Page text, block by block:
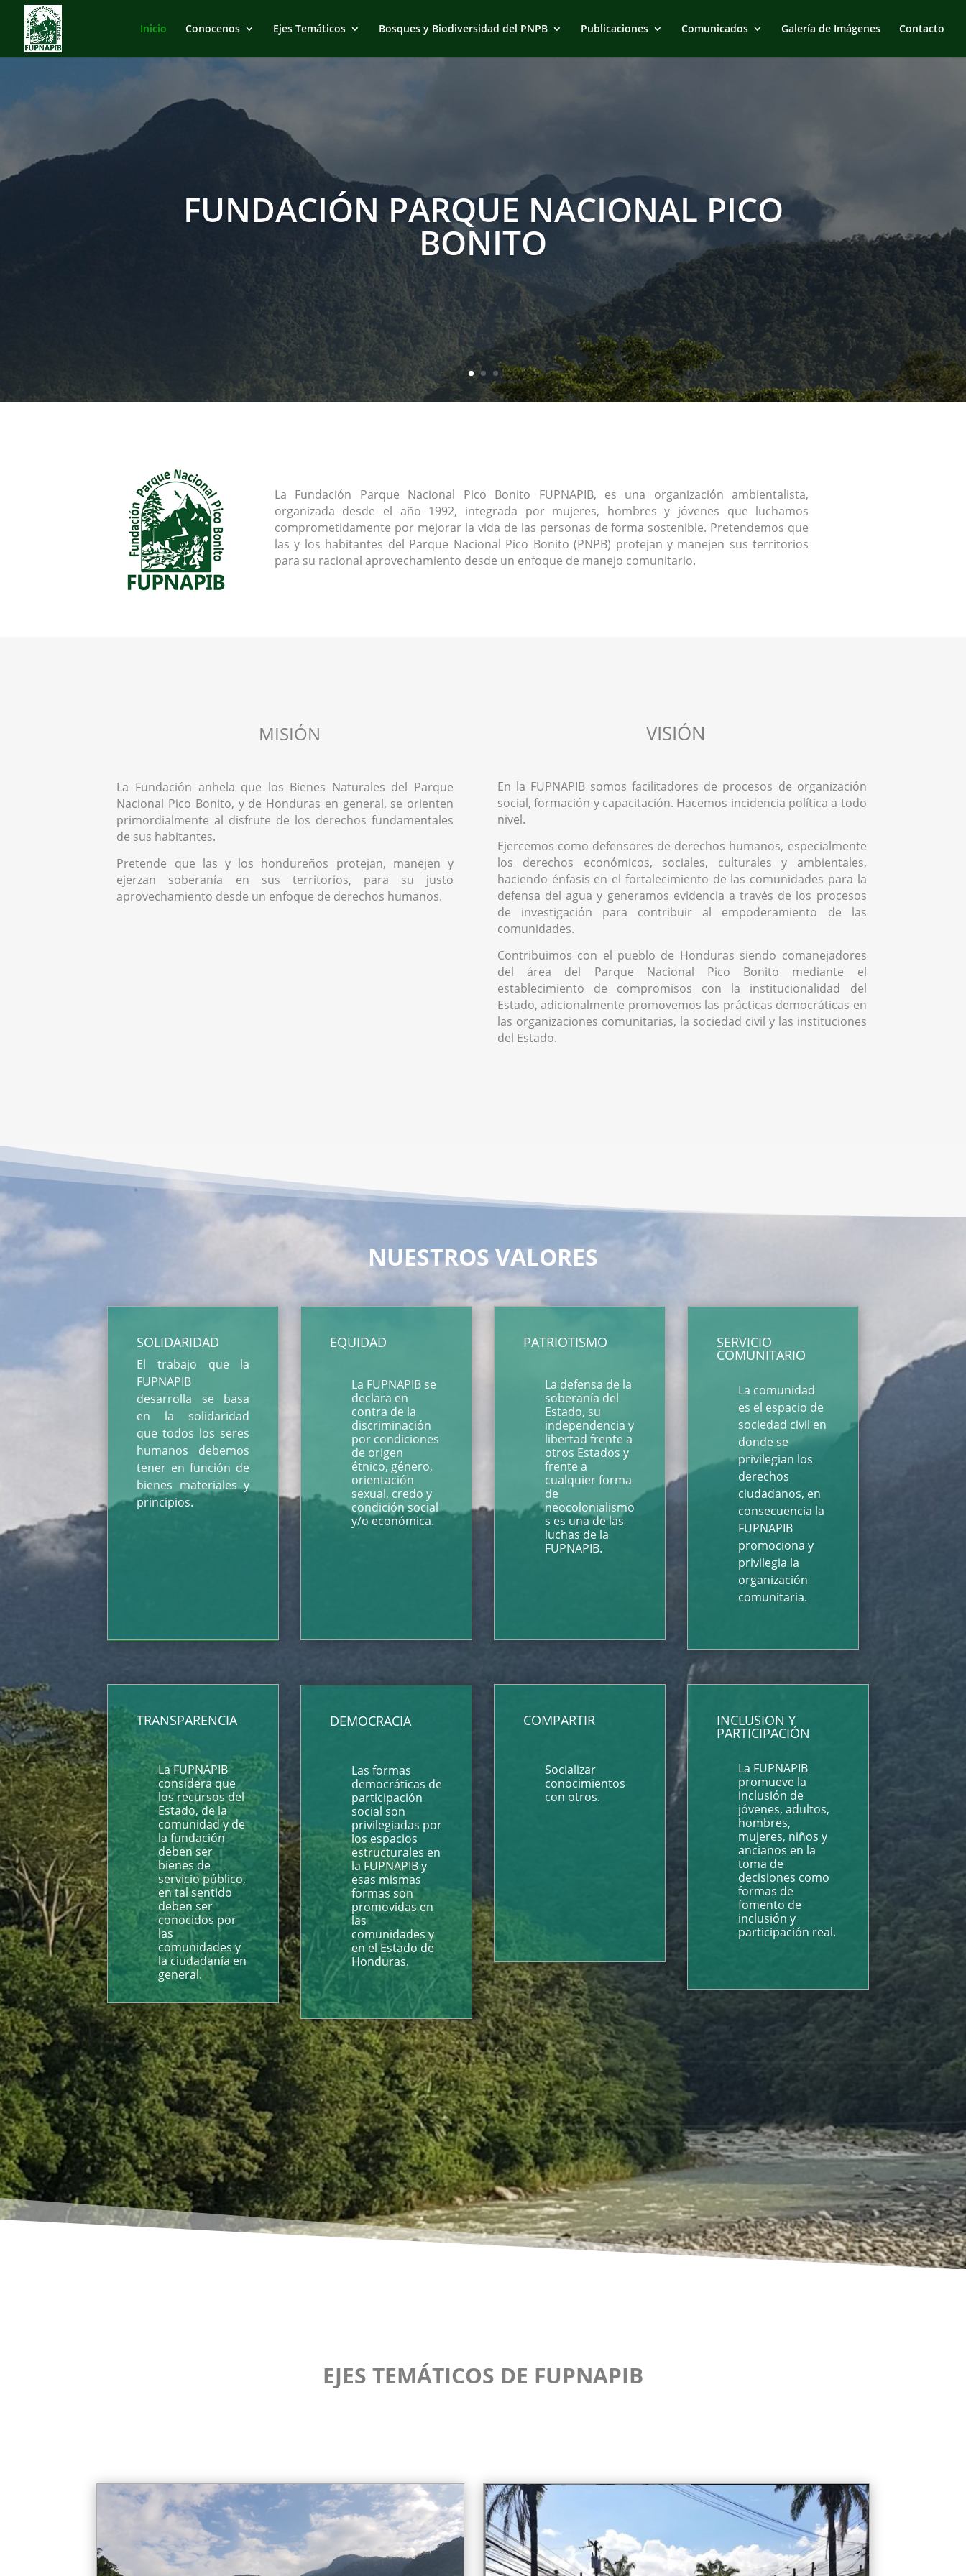
Inicio Conocenos Ejes Temáticos Bosques y Biodiversidad del PNPB Publicaciones Comunicados Galería de Imágenes Contacto
FUNDACIÓN PARQUE NACIONAL PICO
BONITO
La Fundación Parque Nacional Pico Bonito FUPNAPIB, es una organización ambientalista,
organizada desde el año 1992, integrada por mujeres, hombres y jóvenes que luchamos
comprometidamente por mejorar la vida de las personas de forma sostenible. Pretendemos que
las y los habitantes del Parque Nacional Pico Bonito (PNPB) protejan y manejen sus territorios
para su racional aprovechamiento desde un enfoque de manejo comunitario.
MISIÓN
La Fundación anhela que los Bienes Naturales del Parque
Nacional Pico Bonito, y de Honduras en general, se orienten
primordialmente al disfrute de los derechos fundamentales
de sus habitantes.
Pretende que las y los hondureños protejan, manejen y
ejerzan soberanía en sus territorios, para su justo
aprovechamiento desde un enfoque de derechos humanos.
VISIÓN
En la FUPNAPIB somos facilitadores de procesos de organización
social, formación y capacitación. Hacemos incidencia política a todo
nivel.
Ejercemos como defensores de derechos humanos, especialmente
los derechos económicos, sociales, culturales y ambientales,
haciendo énfasis en el fortalecimiento de las comunidades para la
defensa del agua y generamos evidencia a través de los procesos
de investigación para contribuir al empoderamiento de las
comunidades.
Contribuimos con el pueblo de Honduras siendo comanejadores
del área del Parque Nacional Pico Bonito mediante el
establecimiento de compromisos con la institucionalidad del
Estado, adicionalmente promovemos las prácticas democráticas en
las organizaciones comunitarias, la sociedad civil y las instituciones
del Estado.
NUESTROS VALORES
SOLIDARIDAD
El trabajo que la
FUPNAPIB
desarrolla se basa
en la solidaridad
que todos los seres
humanos debemos
tener en función de
bienes materiales y
principios.
EQUIDAD
La FUPNAPIB se
declara en
contra de la
discriminación
por condiciones
de origen
étnico, género,
orientación
sexual, credo y
condición social
y/o económica.
PATRIOTISMO
La defensa de la
soberanía del
Estado, su
independencia y
libertad frente a
otros Estados y
frente a
cualquier forma
de
neocolonialismo
s es una de las
luchas de la
FUPNAPIB.
SERVICIO
COMUNITARIO
La comunidad
es el espacio de
sociedad civil en
donde se
privilegian los
derechos
ciudadanos, en
consecuencia la
FUPNAPIB
promociona y
privilegia la
organización
comunitaria.
TRANSPARENCIA
La FUPNAPIB
considera que
los recursos del
Estado, de la
comunidad y de
la fundación
deben ser
bienes de
servicio público,
en tal sentido
deben ser
conocidos por
las
comunidades y
la ciudadanía en
general.
DEMOCRACIA
Las formas
democráticas de
participación
social son
privilegiadas por
los espacios
estructurales en
la FUPNAPIB y
esas mismas
formas son
promovidas en
las
comunidades y
en el Estado de
Honduras.
COMPARTIR
Socializar
conocimientos
con otros.
INCLUSION Y
PARTICIPACIÓN
La FUPNAPIB
promueve la
inclusión de
jóvenes, adultos,
hombres,
mujeres, niños y
ancianos en la
toma de
decisiones como
formas de
fomento de
inclusión y
participación real.
EJES TEMÁTICOS DE FUPNAPIB